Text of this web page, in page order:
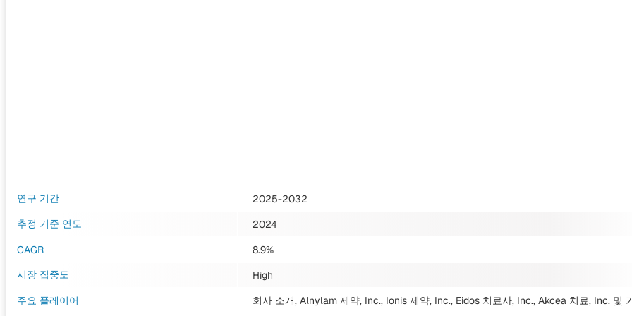
연구 기간
2025-2032
추정 기준 연도
2024
CAGR
8.9%
시장 집중도
High
주요 플레이어
회사 소개, Alnylam 제약, Inc., Ionis 제약, Inc., Eidos 치료사, Inc., Akcea 치료, Inc. 및